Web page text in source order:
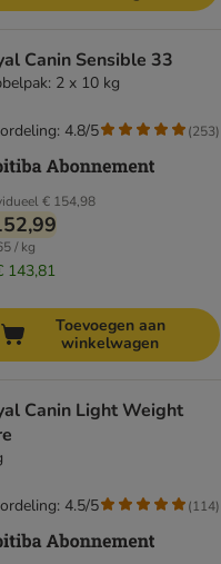
Canin Sensible 33
2 x 10 kg
€ 154,98
/ kg
143,81
4.8/5 (253)
Toevoegen aan
winkelwagen
Canin Light Weight
4.5/5 (114)